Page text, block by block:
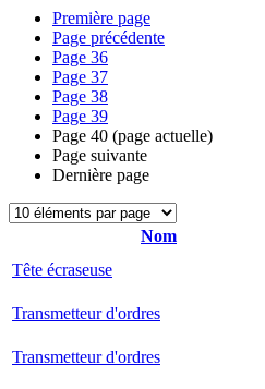
Première page
Page précédente
Page 36
Page 37
Page 38
Page 39
Page 40 (page actuelle)
Page suivante
Dernière page
Nom
Tête écraseuse
Transmetteur d'ordres
Transmetteur d'ordres